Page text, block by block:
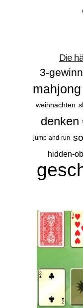
Die
3-
mahjong
weihnachten
denken
jump-and-run
hidden-